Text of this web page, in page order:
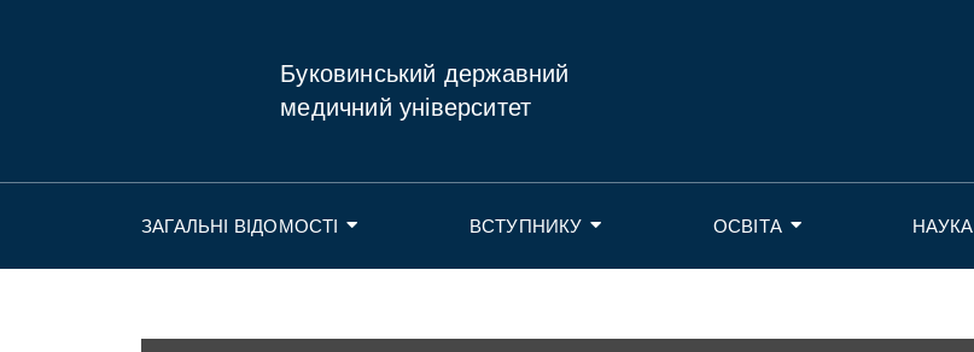
Буковинський державний
медичний університет
ЗАГАЛЬНІ ВІДОМОСТІ ВСТУПНИКУ ОСВІТА НАУКА